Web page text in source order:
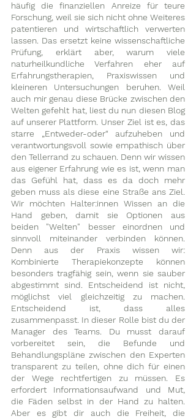
häufig die finanziellen Anreize für teure
Forschung, weil sie sich nicht ohne Weiteres
patentieren und wirtschaftlich verwerten
lassen. Das ersetzt keine wissenschaftliche
Prüfung, erklärt aber, warum viele
naturheilkundliche Verfahren eher auf
Erfahrungstherapien, Praxiswissen und
kleineren Untersuchungen beruhen. Weil
auch mir genau diese Brücke zwischen den
Welten gefehlt hat, liest du nun diesen Blog
auf unserer Plattform. Unser Ziel ist es, das
starre „Entweder-oder“ aufzuheben und
verantwortungsvoll sowie empathisch über
den Tellerrand zu schauen. Denn wir wissen
aus eigener Erfahrung wie es ist, wenn man
das Gefühl hat, dass es da doch mehr
geben muss als diese eine Straße ans Ziel.
Wir möchten Halter:innen Wissen an die
Hand geben, damit sie Optionen aus
beiden "Welten" besser einordnen und
sinnvoll miteinander verbinden können.
Denn aus der Praxis wissen wir:
Kombinierte Therapiekonzepte können
besonders tragfähig sein, wenn sie sauber
abgestimmt sind. Entscheidend ist nicht,
möglichst viel gleichzeitig zu machen.
Entscheidend ist, dass alles
zusammenpasst. In dieser Rolle bist du der
Manager des Teams. Du musst darauf
vorbereitet sein, die Befunde und
Behandlungspläne zwischen den Experten
transparent zu teilen, ohne dich für einen
der Wege rechtfertigen zu müssen. Es
erfordert Informationsaufwand und Mut,
die Fäden selbst in der Hand zu halten.
Aber es gibt dir auch die Freiheit, die